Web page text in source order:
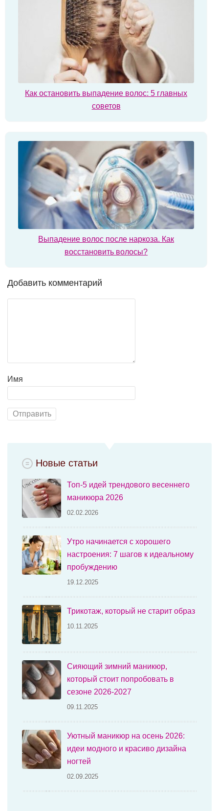
Как остановить выпадение волос: 5 главных
советов
Выпадение волос после наркоза. Как
восстановить волосы?
Добавить комментарий
Имя
Новые статьи
Топ-5 идей трендового весеннего
маникюра 2026
02.02.2026
Утро начинается с хорошего
настроения: 7 шагов к идеальному
пробуждению
19.12.2025
Трикотаж, который не старит образ
10.11.2025
Сияющий зимний маникюр,
который стоит попробовать в
сезоне 2026-2027
09.11.2025
Уютный маникюр на осень 2026:
идеи модного и красиво дизайна
ногтей
02.09.2025